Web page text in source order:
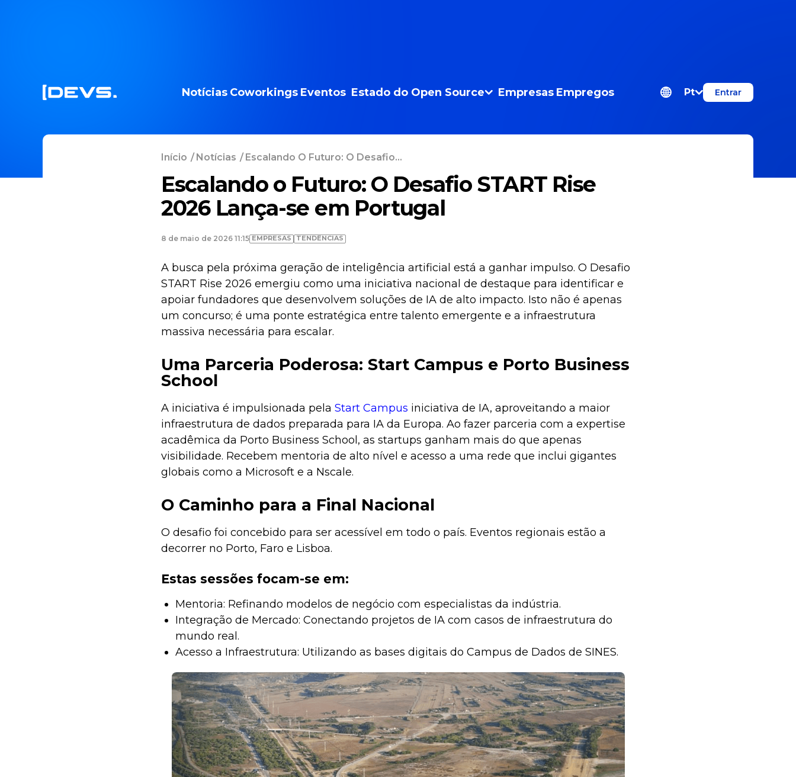
Notícias Coworkings Eventos Estado do Open Source Empresas Empregos Pt Entrar
Início /Notícias / Escalando O Futuro: O Desafio...
Escalando o Futuro: O Desafio START Rise
2026 Lança-se em Portugal
8 de maio de 2026 11:15 EMPRESAS TENDÊNCIAS
A busca pela próxima geração de inteligência artificial está a ganhar impulso. O Desafio
START Rise 2026 emergiu como uma iniciativa nacional de destaque para identificar e
apoiar fundadores que desenvolvem soluções de IA de alto impacto. Isto não é apenas
um concurso; é uma ponte estratégica entre talento emergente e a infraestrutura
massiva necessária para escalar.
Uma Parceria Poderosa: Start Campus e Porto Business
School
A iniciativa é impulsionada pela Start Campus iniciativa de IA, aproveitando a maior
infraestrutura de dados preparada para IA da Europa. Ao fazer parceria com a expertise
acadêmica da Porto Business School, as startups ganham mais do que apenas
visibilidade. Recebem mentoria de alto nível e acesso a uma rede que inclui gigantes
globais como a Microsoft e a Nscale.
O Caminho para a Final Nacional
O desafio foi concebido para ser acessível em todo o país. Eventos regionais estão a
decorrer no Porto, Faro e Lisboa.
Estas sessões focam-se em:
Mentoria: Refinando modelos de negócio com especialistas da indústria.
Integração de Mercado: Conectando projetos de IA com casos de infraestrutura do
mundo real.
Acesso a Infraestrutura: Utilizando as bases digitais do Campus de Dados de SINES.